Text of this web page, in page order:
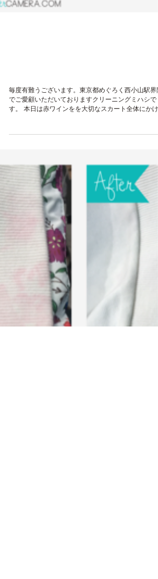
ーニングミハシ 目黒区
西小山 しみ抜き
毎度有難うございます。東京都めぐろく西小山駅界
でご愛顧いただいておりますクリーニングミハシで
す。 本日は赤ワインをを大切なスカート全体にかけ
しまった事例です。 赤ワインには 実にさまざまな
効果があるとされています。...